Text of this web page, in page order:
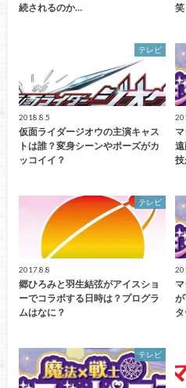
続されるのか…
笑
テレビ
2018.8.5
仮面ライダージオウの主演キャス
トは誰？変身シーンやポーズがカ
ッコイイ？
テレビ
2017.8.8
郷ひろみと羽生結弦がアイスショ
ーでコラボする日時は？プログラ
ムはなに？
テレビ